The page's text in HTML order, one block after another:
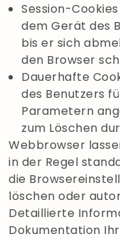
Session-
dem Gerät des
bis er sich
den Browser
Dauerhafte
des Benutzers
Parametern
zum Löschen
Webbrowser
in der Regel
die
löschen oder
Detaillierte
Dokumentation